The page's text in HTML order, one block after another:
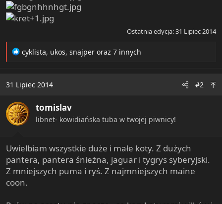
Ostatnia edycja:31 Lipiec 2014
R
t
o
n
s
cyklista, ukos, snajper oraz 7 innych
31 Lipiec 2014 #2
tomislav
libnet- kowidiańska tuba w twojej piwnicy!
Uwielbiam wszystkie duże i małe koty. Z dużych
pantera, pantera śnieżna, jaguar i tygrys syberyjski.
Z mniejszych puma i ryś. Z najmniejszych maine
coon.